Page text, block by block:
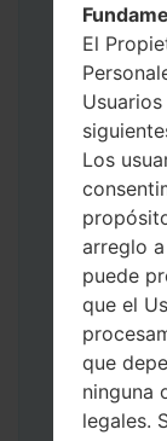
teclas
luego
tecla
volumen
y la
tecla
volumen.
Luego,
debería
El
Los
arreglo
puede
que el
que
ninguna
legales.